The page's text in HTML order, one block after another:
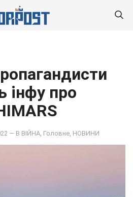
про
— В ВІЙНА Головне НОВИНИ